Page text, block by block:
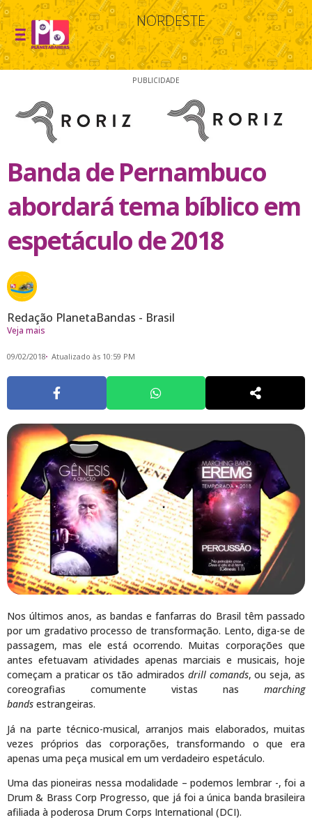
NORDESTE
PUBLICIDADE
Banda de Pernambuco
abordará tema bíblico em
espetáculo de 2018
Redação PlanetaBandas - Brasil
Veja mais
09/02/2018 Atualizado às 10:59 PM
Nos últimos anos, as bandas e fanfarras do Brasil têm passado
por um gradativo processo de transformação. Lento, diga-se de
passagem, mas ele está ocorrendo. Muitas corporações que
antes efetuavam atividades apenas marciais e musicais, hoje
começam a praticar os tão admirados drill comands, ou seja, as
coreografias comumente vistas nas marching
bands estrangeiras.
Já na parte técnico-musical, arranjos mais elaborados, muitas
vezes próprios das corporações, transformando o que era
apenas uma peça musical em um verdadeiro espetáculo.
Uma das pioneiras nessa modalidade – podemos lembrar -, foi a
Drum & Brass Corp Progresso, que já foi a única banda brasileira
afiliada à poderosa Drum Corps International (DCI).